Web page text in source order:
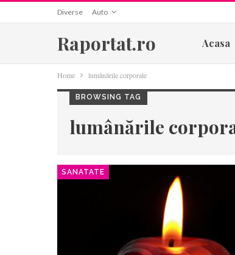
Diverse Auto
Raportat.ro Acasa
Home lumânările corporale
BROWSING TAG
lumânările
SANATATE